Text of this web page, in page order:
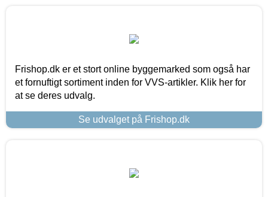
Frishop.dk er et stort online byggemarked som også har
et fornuftigt sortiment inden for VVS-artikler. Klik her for
at se deres udvalg.
Se udvalget på Frishop.dk